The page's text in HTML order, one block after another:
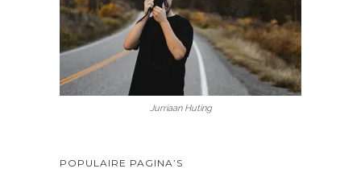
Jurriaan Huting
POPULAIRE PAGINA’S